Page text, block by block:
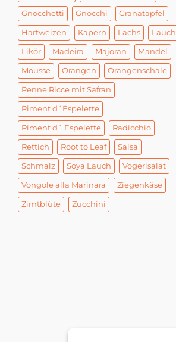
Gnocchetti Gnocchi Granatapfel
Hartweizen Kapern Lachs Lauch
Likör Madeira Majoran Mandel
Mousse Orangen Orangenschale
Penne Ricce mit Safran
Piment d´Espelette
Piment d´ Espelette Radicchio
Rettich Root to Leaf Salsa
Schmalz Soya Lauch Vogerlsalat
Vongole alla Marinara Ziegenkäse
Zimtblüte Zucchini